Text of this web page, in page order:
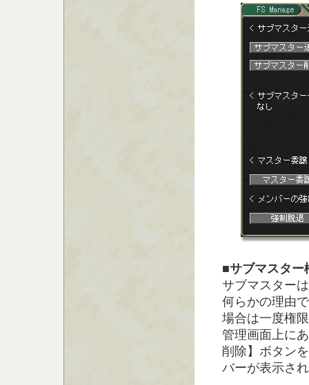
■サブマスター
サブマスター
何らかの理由
場合は一度権
管理画面上に
削除】ボタン
バーが表示さ